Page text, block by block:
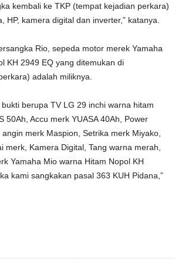
kembali ke TKP (tempat kejadian perkara)
HP, kamera digital dan inverter,” katanya.
Rio, sepeda motor merek Yamaha
KH 2949 EQ yang ditemukan di
adalah miliknya.
berupa TV LG 29 inchi warna hitam
50Ah, Accu merk YUASA 40Ah, Power
merk Maspion, Setrika merk Miyako,
merk, Kamera Digital, Tang warna merah,
Yamaha Mio warna Hitam Nopol KH
kami sangkakan pasal 363 KUH Pidana,”